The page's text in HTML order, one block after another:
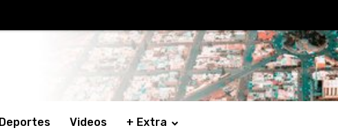
Deportes Videos + Extra